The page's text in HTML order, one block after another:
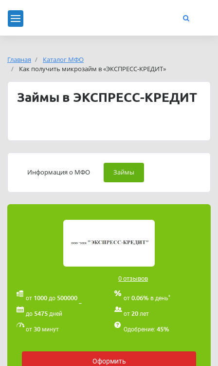
Главная
Каталог МФО
Как получить микрозайм в «ЭКСПРЕСС-КРЕДИТ»
Займы в ЭКСПРЕСС-КРЕДИТ
Информация о МФО Займы
0 отзывов
от 1000 до 500000 от 0.06% в день*
до 5475 дней от 20 лет
от 30 минут Одобрение: 45%
Оформить